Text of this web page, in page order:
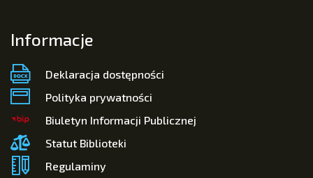
Informacje
Deklaracja dostępności
Polityka prywatności
Biuletyn Informacji Publicznej
Statut Biblioteki
Regulaminy